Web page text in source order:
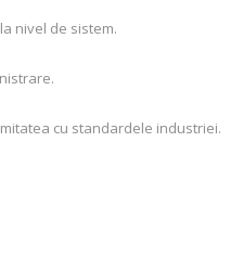
nivel de sistem.
cu standardele industriei.